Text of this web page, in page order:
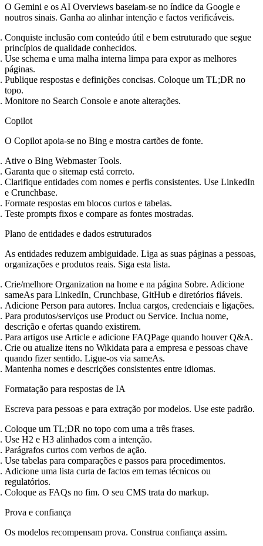
O Gemini e os AI Overviews baseiam‑se no índice da Google e
noutros sinais. Ganha ao alinhar intenção e factos verificáveis.
Conquiste inclusão com conteúdo útil e bem estruturado que segue
princípios de qualidade conhecidos.
Use schema e uma malha interna limpa para expor as melhores
páginas.
Publique respostas e definições concisas. Coloque um TL;DR no
topo.
Monitore no Search Console e anote alterações.
Copilot
O Copilot apoia‑se no Bing e mostra cartões de fonte.
Ative o Bing Webmaster Tools.
Garanta que o sitemap está correto.
Clarifique entidades com nomes e perfis consistentes. Use LinkedIn
e Crunchbase.
Formate respostas em blocos curtos e tabelas.
Teste prompts fixos e compare as fontes mostradas.
Plano de entidades e dados estruturados
As entidades reduzem ambiguidade. Liga as suas páginas a pessoas,
organizações e produtos reais. Siga esta lista.
Crie/melhore Organization na home e na página Sobre. Adicione
sameAs para LinkedIn, Crunchbase, GitHub e diretórios fiáveis.
Adicione Person para autores. Inclua cargos, credenciais e ligações.
Para produtos/serviços use Product ou Service. Inclua nome,
descrição e ofertas quando existirem.
Para artigos use Article e adicione FAQPage quando houver Q&A.
Crie ou atualize itens no Wikidata para a empresa e pessoas chave
quando fizer sentido. Ligue‑os via sameAs.
Mantenha nomes e descrições consistentes entre idiomas.
Formatação para respostas de IA
Escreva para pessoas e para extração por modelos. Use este padrão.
Coloque um TL;DR no topo com uma a três frases.
Use H2 e H3 alinhados com a intenção.
Parágrafos curtos com verbos de ação.
Use tabelas para comparações e passos para procedimentos.
Adicione uma lista curta de factos em temas técnicos ou
regulatórios.
Coloque as FAQs no fim. O seu CMS trata do markup.
Prova e confiança
Os modelos recompensam prova. Construa confiança assim.